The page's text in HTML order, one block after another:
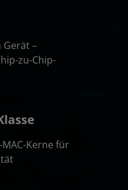
Gerät –
zu-Chip-
Kerne für